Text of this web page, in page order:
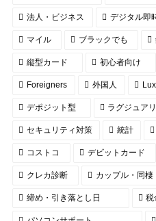
法人・ビジネス デジタル即
マイル ブラックでも
縦型カード 初心者向け
Foreigners 外国人
デポジット型 ラグジュア
セキュリティ対策 統計
コストコ デビットカード
クレカ診断 カップル・同棲
締め・引き落とし日 税